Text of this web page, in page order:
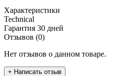
Характеристики
Technical
Гарантия 30 дней
Отзывов (0)
Нет отзывов о данном товаре.
+ Написать отзыв